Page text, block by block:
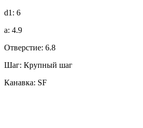
d1: 6
a: 4.9
Отверстие: 6.8
Шаг: Крупный шаг
Канавка: SF